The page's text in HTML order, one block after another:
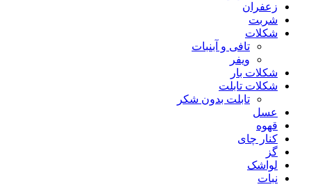
زعفران
شربت
شکلات
تافی و آبنبات
ویفر
شکلات بار
شکلات تابلت
تابلت بدون شکر
عسل
قهوه
کنار چای
گز
لواشک
نبات